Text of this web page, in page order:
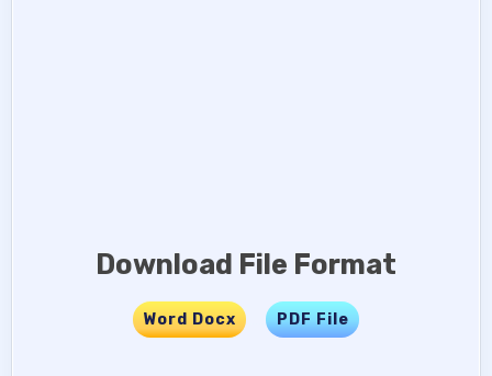
Download File Format
Word Docx ….. PDF File